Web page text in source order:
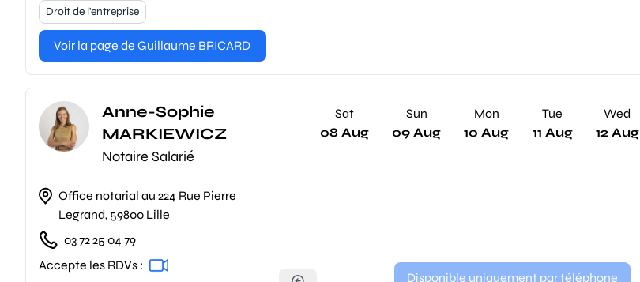
Droit de l'entreprise
Voir la page de Guillaume BRICARD
Anne-Sophie
MARKIEWICZ
Notaire Salarié
Office notarial au 224 Rue Pierre
Legrand, 59800 Lille
03 72 25 04 79
Accepte les RDVs :
Sat
08 Aug
Sun
09 Aug
Mon
10 Aug
Tue
11 Aug
Wed
12 Aug
Disponible uniquement par téléphone